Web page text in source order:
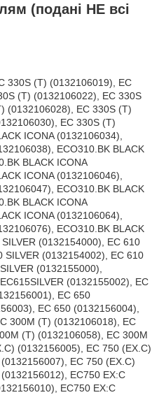
(подані НЕ всі
330S (T) (0132106019), EC
(T) (0132106022), EC 330S
(0132106028), EC 330S (T)
EC 330S (T)
ICONA (0132106034),
ECO310.BK BLACK
BLACK ICONA
ICONA (0132106046),
ECO310.BK BLACK
BLACK ICONA
ICONA (0132106064),
ECO310.BK BLACK
(0132154000), EC 610
SILVER (0132154002), EC 610
(0132155000),
(0132155002), EC
EC 650
EC 650 (0132156004),
300M (T) (0132106018), EC
(T) (0132106058), EC 300M
(0132156005), EC 750 (EX.C)
EC 750 (EX.C)
EC750 EX:C
EC750 EX:C